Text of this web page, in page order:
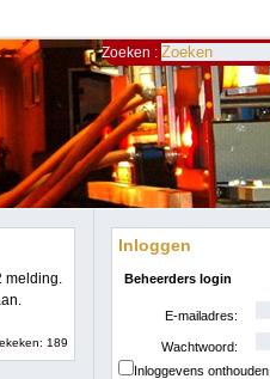
Zoeken :
melding.
189
Inloggen
Beheerders login
E-mailadres:
Wachtwoord:
Inloggevens onthouden